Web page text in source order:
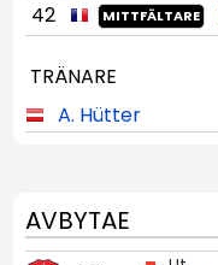
42
MITTFÄLTARE
TRÄNARE
A. Hütter
AVBYTAE